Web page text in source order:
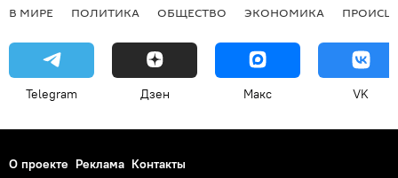
В МИРЕ ПОЛИТИКА ОБЩЕСТВО ЭКОНОМИКА
Telegram Дзен Макс VK
О проекте Реклама Контакты